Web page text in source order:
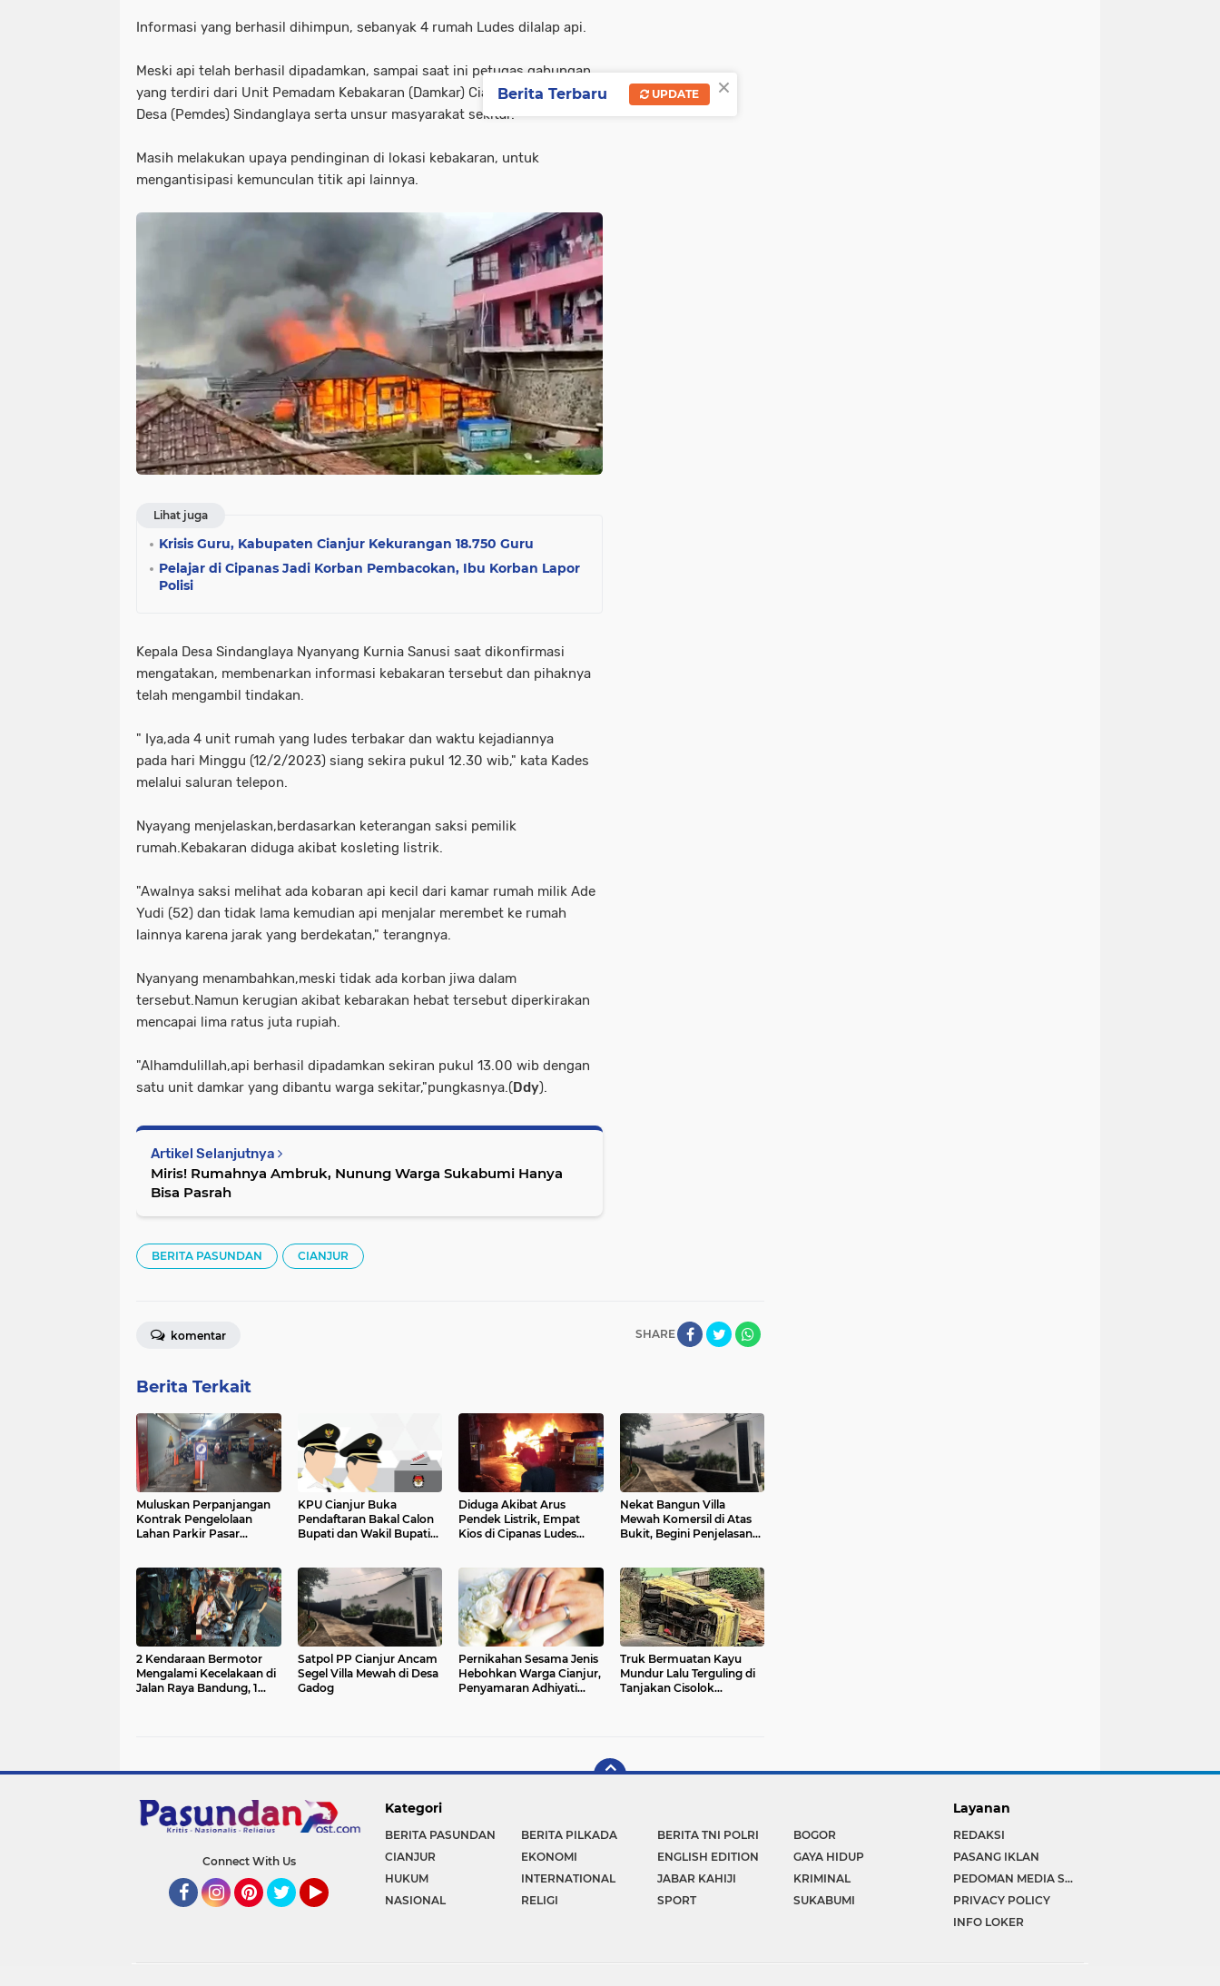
Informasi yang berhasil dihimpun, sebanyak 4 rumah Ludes dilalap api.
Meski api telah berhasil dipadamkan, sampai saat ini petugas gabungan
yang terdiri dari Unit Pemadam Kebakaran (Damkar) Cianjur,Pemerintah
Desa (Pemdes) Sindanglaya serta unsur masyarakat sekitar.
Masih melakukan upaya pendinginan di lokasi kebakaran, untuk
mengantisipasi kemunculan titik api lainnya.
Lihat juga
Krisis Guru, Kabupaten Cianjur Kekurangan 18.750 Guru
Pelajar di Cipanas Jadi Korban Pembacokan, Ibu Korban Lapor
Polisi
Kepala Desa Sindanglaya Nyanyang Kurnia Sanusi saat dikonfirmasi
mengatakan, membenarkan informasi kebakaran tersebut dan pihaknya
telah mengambil tindakan.
" Iya,ada 4 unit rumah yang ludes terbakar dan waktu kejadiannya
pada hari Minggu (12/2/2023) siang sekira pukul 12.30 wib," kata Kades
melalui saluran telepon.
Nyayang menjelaskan,berdasarkan keterangan saksi pemilik
rumah.Kebakaran diduga akibat kosleting listrik.
"Awalnya saksi melihat ada kobaran api kecil dari kamar rumah milik Ade
Yudi (52) dan tidak lama kemudian api menjalar merembet ke rumah
lainnya karena jarak yang berdekatan," terangnya.
Nyanyang menambahkan,meski tidak ada korban jiwa dalam
tersebut.Namun kerugian akibat kebarakan hebat tersebut diperkirakan
mencapai lima ratus juta rupiah.
"Alhamdulillah,api berhasil dipadamkan sekiran pukul 13.00 wib dengan
satu unit damkar yang dibantu warga sekitar,"pungkasnya.(Ddy).
Artikel Selanjutnya
Miris! Rumahnya Ambruk, Nunung Warga Sukabumi Hanya
Bisa Pasrah
BERITA PASUNDAN CIANJUR
SHARE
komentar
Berita Terkait
Muluskan Perpanjangan
Kontrak Pengelolaan
Lahan Parkir Pasar
Fee Ratusan Juta
KPU Cianjur Buka
Pendaftaran Bakal Calon
Bupati dan Wakil Bupati
Diduga Akibat Arus
Pendek Listrik, Empat
Kios di Cipanas Ludes
Nekat Bangun Villa
Mewah Komersil di Atas
Bukit, Begini Penjelasan
2 Kendaraan Bermotor
Mengalami Kecelakaan di
Jalan Raya Bandung, 1
Satpol PP Cianjur Ancam
Segel Villa Mewah di Desa
Gadog
Pernikahan Sesama Jenis
Hebohkan Warga Cianjur,
Penyamaran Adhiyati
Truk Bermuatan Kayu
Mundur Lalu Terguling di
Tanjakan Cisolok
Connect With Us
Kategori
BERITA PASUNDAN BERITA PILKADA BERITA TNI POLRI
BOGOR
CIANJUR
EKONOMI ENGLISH EDITION
GAYA HIDUP
HUKUM
INTERNATIONAL JABAR KAHIJI
KRIMINAL
NASIONAL
RELIGI SPORT SUKABUMI
Layanan
REDAKSI
PASANG IKLAN
PEDOMAN MEDIA SIBER
PRIVACY POLICY
INFO LOKER
×
Berita Terbaru UPDATE